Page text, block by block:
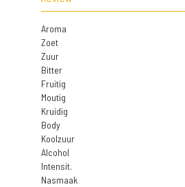
Aroma
Zoet
Zuur
Bitter
Fruitig
Moutig
Kruidig
Body
Koolzuur
Alcohol
Intensit.
Nasmaak